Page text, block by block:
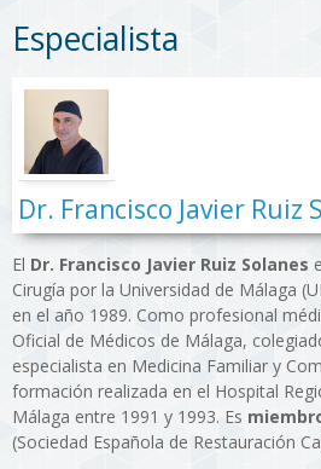
Especialista
Dr. Francisco Javier Ruiz
El Dr. Francisco Javier Ruiz Solanes
Cirugía por la Universidad de Málaga
en el año 1989. Como profesional
Oficial de Médicos de Málaga,
especialista en Medicina Familiar y
formación realizada en el Hospital
Málaga entre 1991 y 1993. Es
(Sociedad Española de Restauración